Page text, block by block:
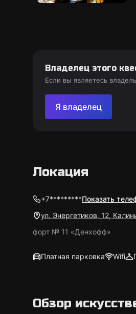
Владелец этого
Если вы являетесь
Я владелец
Локация
+7*********Показать
ул. Энергетиков, 12,
форт № 11 «Денхофф»
Платная парковка Wifi
Обзор